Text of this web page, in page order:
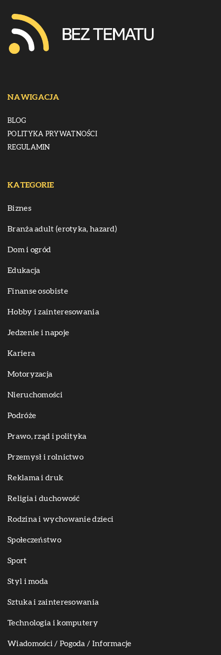
NAWIGACJA
BLOG
POLITYKA PRYWATNOŚCI
REGULAMIN
KATEGORIE
Biznes
Branża adult (erotyka, hazard)
Dom i ogród
Edukacja
Finanse osobiste
Hobby i zainteresowania
Jedzenie i napoje
Kariera
Motoryzacja
Nieruchomości
Podróże
Prawo, rząd i polityka
Przemysł i rolnictwo
Reklama i druk
Religia i duchowość
Rodzina i wychowanie dzieci
Społeczeństwo
Sport
Styl i moda
Sztuka i zainteresowania
Technologia i komputery
Wiadomości / Pogoda / Informacje